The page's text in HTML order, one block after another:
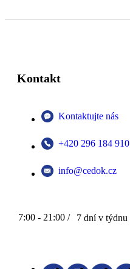
Kontakt
Kontaktujte nás
+420 296 184 910
info@cedok.cz
7:00 - 21:00 / 7 dní v týdnu